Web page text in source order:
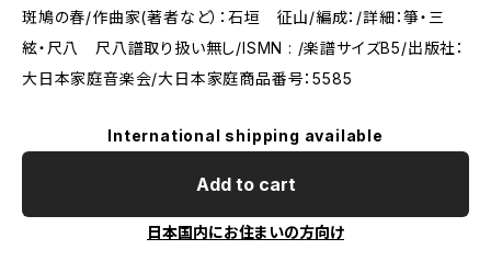
斑鳩の春/作曲家(著者など）：石垣 征山/編成：/詳細：箏・三
絃・尺八 尺八譜取り扱い無し/ISMN : /楽譜サイズB5/出版社：
大日本家庭音楽会/大日本家庭商品番号：5585
International shipping available
Add to cart
日本国内にお住まいの方向け